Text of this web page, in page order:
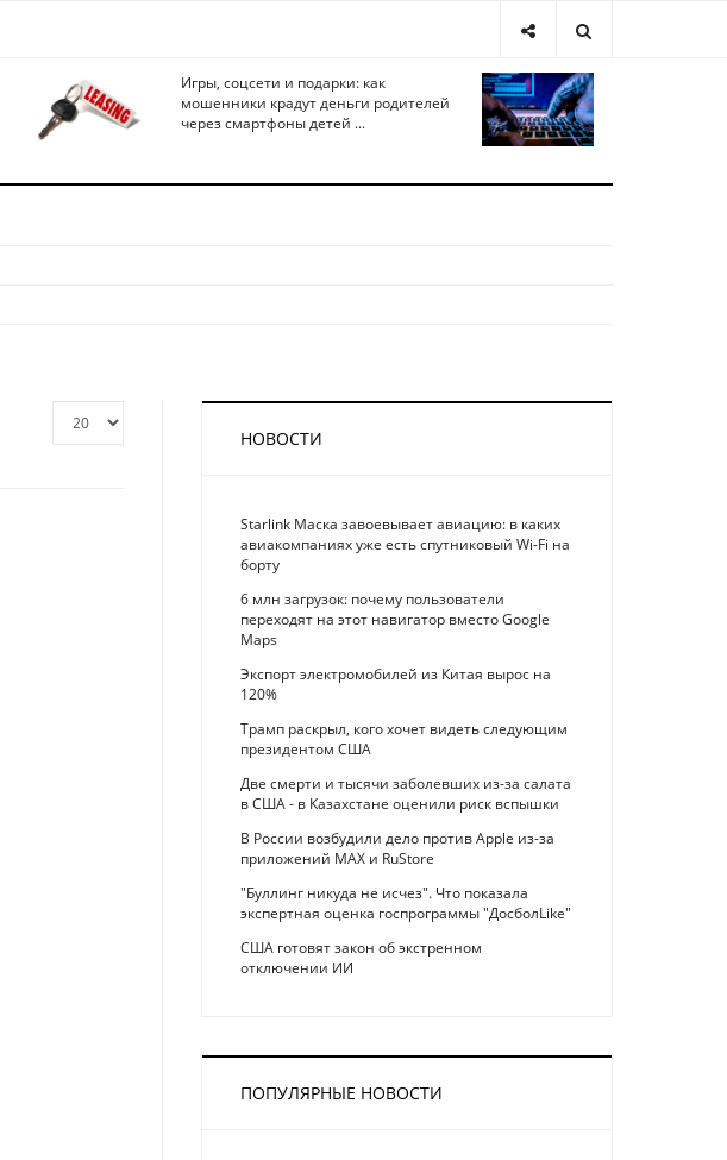
Игры, соцсети и подарки: как
мошенники крадут деньги родителей
через смартфоны детей ...
НОВОСТИ
Starlink Маска завоевывает авиацию: в каких
авиакомпаниях уже есть спутниковый Wi-Fi на
борту
6 млн загрузок: почему пользователи
переходят на этот навигатор вместо Google
Maps
Экспорт электромобилей из Китая вырос на
120%
Трамп раскрыл, кого хочет видеть следующим
президентом США
Две смерти и тысячи заболевших из-за салата
в США - в Казахстане оценили риск вспышки
В России возбудили дело против Apple из-за
приложений MAX и RuStore
"Буллинг никуда не исчез". Что показала
экспертная оценка госпрограммы "ДосболLike"
США готовят закон об экстренном
отключении ИИ
ПОПУЛЯРНЫЕ НОВОСТИ